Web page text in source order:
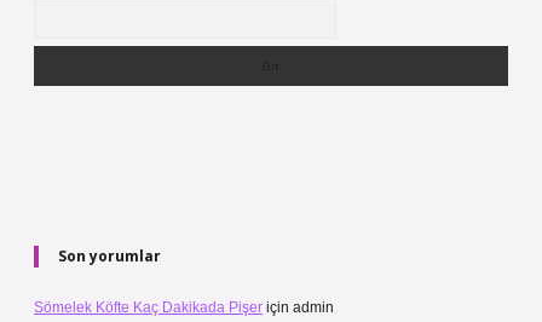
Son yorumlar
Sömelek Köfte Kaç Dakikada Pişer için admin